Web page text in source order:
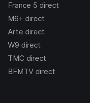
France 5 direct
M6+ direct
Arte direct
W9 direct
TMC direct
BFMTV direct